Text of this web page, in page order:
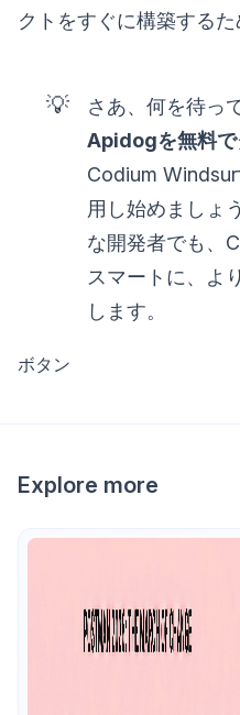
クトをすぐに構築するた
💡
さあ、何を待っ
Apidogを無料で
Codium
用し始めましょ
な開発者でも、
スマートに、よ
します。
ボタン
Explore more